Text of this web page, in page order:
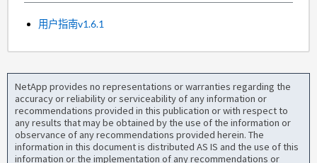
用户指南v1.6.1
NetApp provides no representations or warranties regarding the
accuracy or reliability or serviceability of any information or
recommendations provided in this publication or with respect to
any results that may be obtained by the use of the information or
observance of any recommendations provided herein. The
information in this document is distributed AS IS and the use of this
information or the implementation of any recommendations or